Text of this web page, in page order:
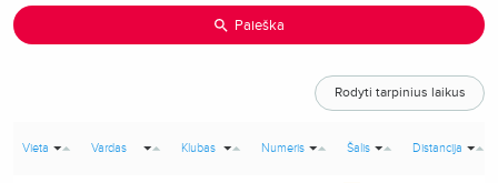
Paieška
Rodyti tarpinius laikus
Vieta Vardas Klubas Numeris Šalis Distancija